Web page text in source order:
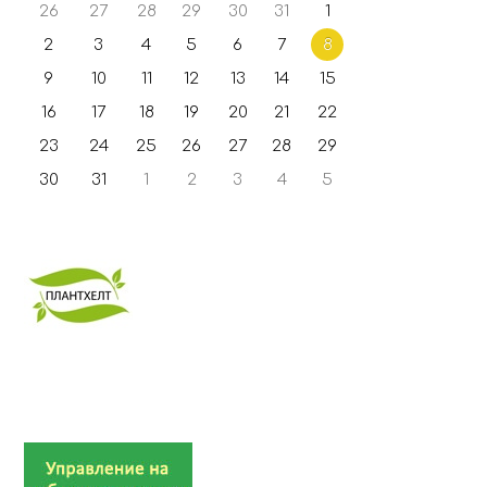
26
27 28 29 30 31
1
2
3 4 5 6 7
8
9
10 11 12 13 14
15
16
17 18 19 20 21
22
23
24 25 26 27 28
29
30
31 1 2 3 4 5